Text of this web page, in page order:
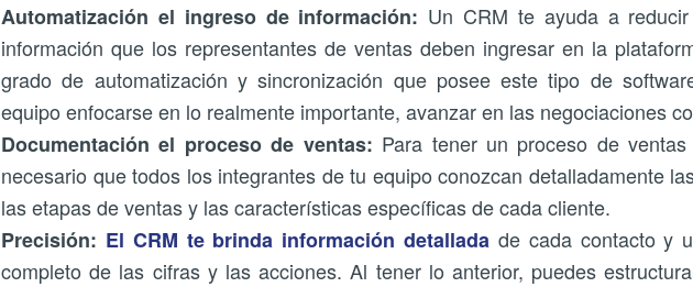
Automatización el ingreso de información: Un CRM te ayuda a
información que los representantes de ventas deben ingresar en la
grado de automatización y sincronización que posee este tipo de
equipo enfocarse en lo realmente importante, avanzar en las negociaciones
Documentación el proceso de ventas: Para tener un proceso de
necesario que todos los integrantes de tu equipo conozcan detalladamente
las etapas de ventas y las características específicas de cada cliente.
Precisión: El CRM te brinda información detallada de cada contacto y
completo de las cifras y las acciones. Al tener lo anterior, puedes